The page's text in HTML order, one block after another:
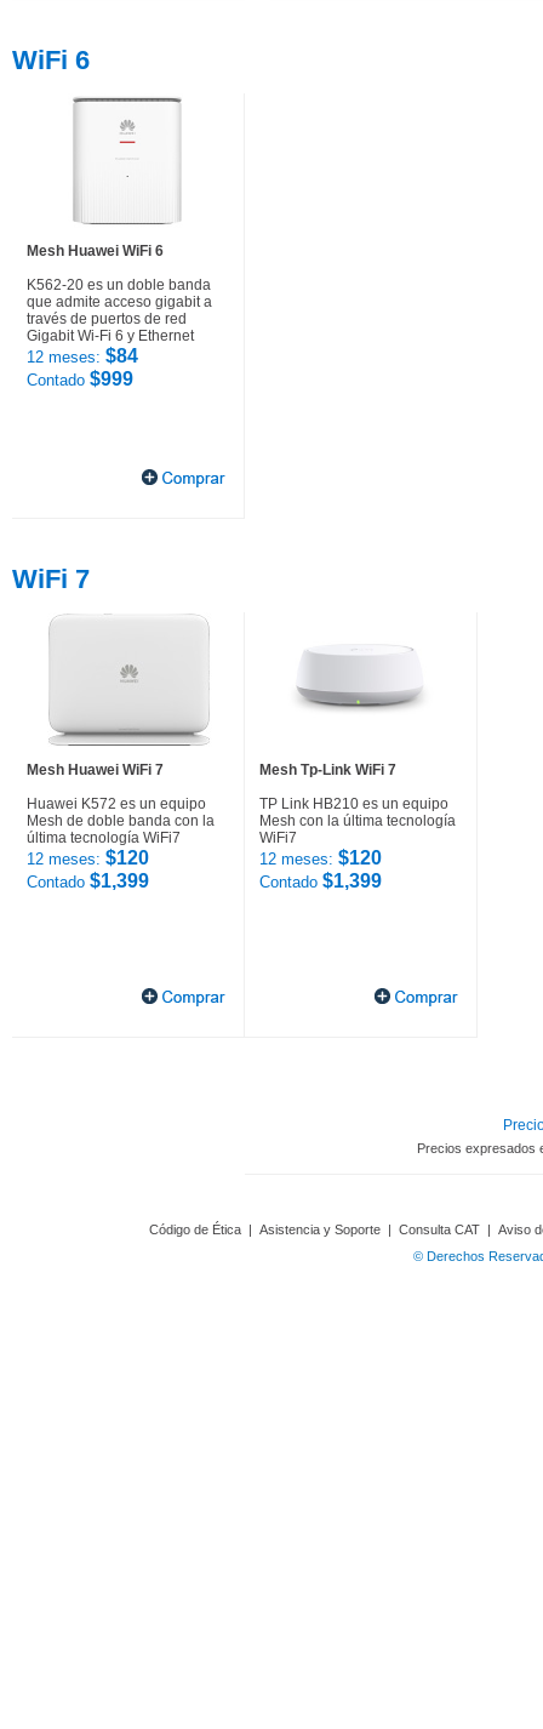
WiFi 6
Mesh Huawei WiFi 6
K562-20 es un doble banda
que admite acceso gigabit a
través de puertos de red
Gigabit Wi-Fi 6 y Ethernet
12 meses: $84
Contado $999
WiFi 7
Mesh Huawei WiFi 7
Huawei K572 es un equipo
Mesh de doble banda con la
última tecnología WiFi7
12 meses: $120
Contado $1,399
Mesh Tp-Link WiFi 7
TP Link HB210 es un equipo
Mesh con la última tecnología
WiFi7
12 meses: $120
Contado $1,399
Precios expresados
Código de Ética | Asistencia y Soporte | Consulta CAT | Aviso
© Derechos